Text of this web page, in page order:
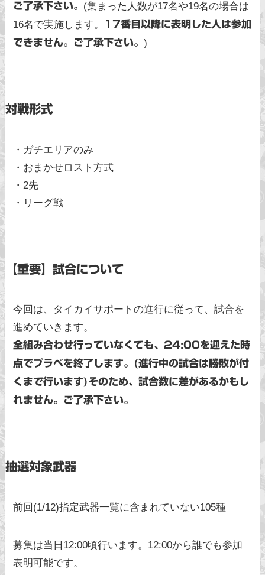
ご了承下さい。 (集まった人数が17名や19名の場合は
16名で実施します。
17番目以降に表明した人は参加
できません。ご了承下さい。)
対戦形式
・ガチエリアのみ
・おまかせロスト方式
・2先
・リーグ戦
【重要】試合について
今回は、タイカイサポートの進行に従って、試合を
進めていきます。
全組み合わせ行っていなくても、24:00を迎えた時
点でプラベを終了します。(進行中の試合は勝敗が付
くまで行います)そのため、試合数に差があるかもし
れません。ご了承下さい。
抽選対象武器
前回(1/12)指定武器一覧に含まれていない105種
募集は当日12:00頃行います。12:00から誰でも参加
表明可能です。